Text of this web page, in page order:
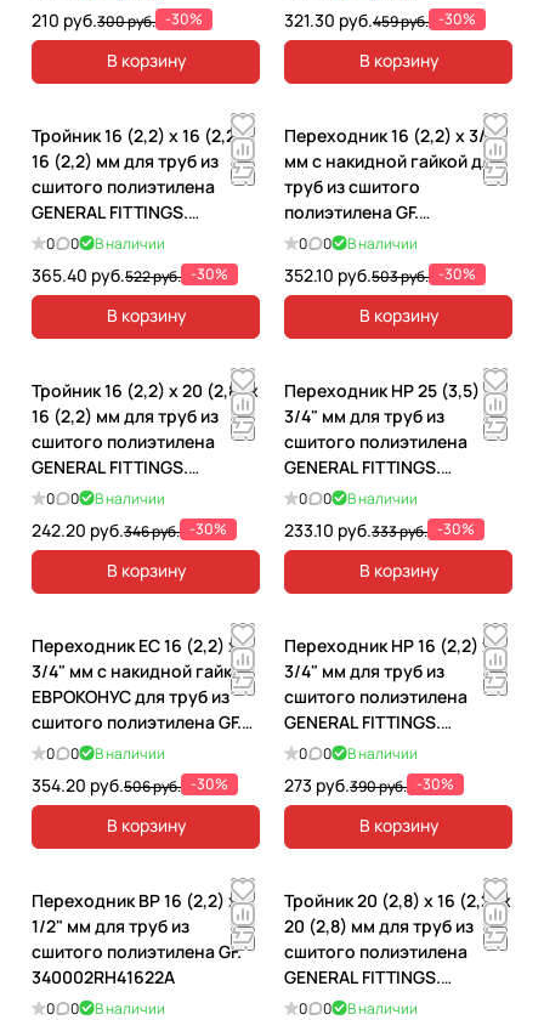
210 руб.300 руб. -30%
В корзину
321.30 руб.459 руб. -30%
В корзину
Тройник 16 (2,2) х 16 (2,2) х
16 (2,2) мм для труб из
сшитого полиэтилена
GENERAL FITTINGS.
340010H162200A
0 0 В наличии
365.40 руб.522 руб. -30%
В корзину
Переходник 16 (2,2) х 3/4"
мм с накидной гайкой для
труб из сшитого
полиэтилена GF.
3400C7H051622A
0 0 В наличии
352.10 руб.503 руб. -30%
В корзину
Тройник 16 (2,2) x 20 (2,8) x
16 (2,2) мм для труб из
сшитого полиэтилена
GENERAL FITTINGS.
340013H586858A
0 0 В наличии
242.20 руб.346 руб. -30%
В корзину
Переходник НР 25 (3,5) x
3/4" мм для труб из
сшитого полиэтилена
GENERAL FITTINGS.
340001H052535A
0 0 В наличии
233.10 руб.333 руб. -30%
В корзину
Переходник EC 16 (2,2) x
3/4" мм с накидной гайкой
ЕВРОКОНУС для труб из
сшитого полиэтилена GF.
3400I5H051622A
0 0 В наличии
354.20 руб.506 руб. -30%
В корзину
Переходник НР 16 (2,2) х
3/4" мм для труб из
сшитого полиэтилена
GENERAL FITTINGS.
340001H051622A
0 0 В наличии
273 руб.390 руб. -30%
В корзину
Переходник ВР 16 (2,2) x
1/2" мм для труб из
сшитого полиэтилена GF.
340002RH41622A
0 0 В наличии
Тройник 20 (2,8) x 16 (2,2) x
20 (2,8) мм для труб из
сшитого полиэтилена
GENERAL FITTINGS.
340013H685868A
0 0 В наличии